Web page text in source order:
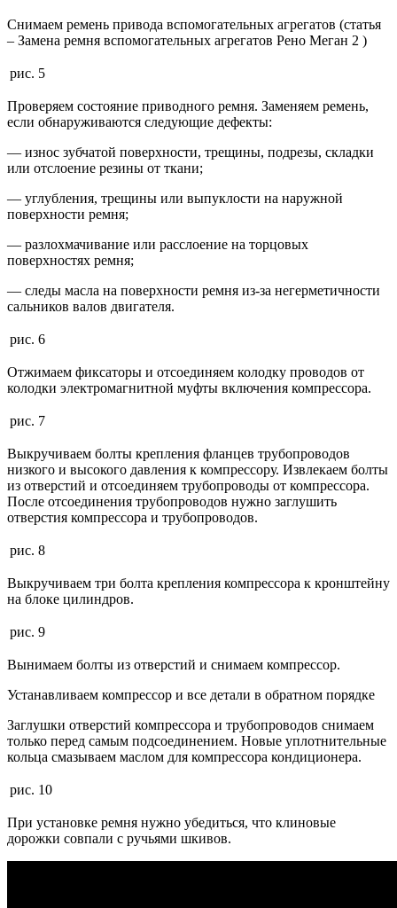
Снимаем ремень привода вспомогательных агрегатов (статья
– Замена ремня вспомогательных агрегатов Рено Меган 2 )
рис. 5
Проверяем состояние приводного ремня. Заменяем ремень,
если обнаруживаются следующие дефекты:
— износ зубчатой поверхности, трещины, подрезы, складки
или отслоение резины от ткани;
— углубления, трещины или выпуклости на наружной
поверхности ремня;
— разлохмачивание или расслоение на торцовых
поверхностях ремня;
— следы масла на поверхности ремня из-за негерметичности
сальников валов двигателя.
рис. 6
Отжимаем фиксаторы и отсоединяем колодку проводов от
колодки электромагнитной муфты включения компрессора.
рис. 7
Выкручиваем болты крепления фланцев трубопроводов
низкого и высокого давления к компрессору. Извлекаем болты
из отверстий и отсоединяем трубопроводы от компрессора.
После отсоединения трубопроводов нужно заглушить
отверстия компрессора и трубопроводов.
рис. 8
Выкручиваем три болта крепления компрессора к кронштейну
на блоке цилиндров.
рис. 9
Вынимаем болты из отверстий и снимаем компрессор.
Устанавливаем компрессор и все детали в обратном порядке
Заглушки отверстий компрессора и трубопроводов снимаем
только перед самым подсоединением. Новые уплотнительные
кольца смазываем маслом для компрессора кондиционера.
рис. 10
При установке ремня нужно убедиться, что клиновые
дорожки совпали с ручьями шкивов.